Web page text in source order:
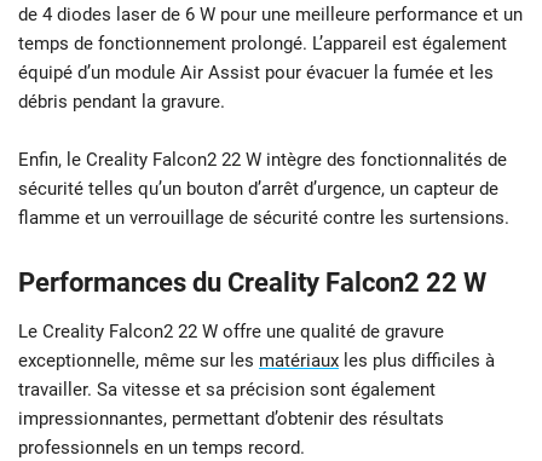
de 4 diodes laser de 6 W pour une meilleure performance et un
temps de fonctionnement prolongé. L’appareil est également
équipé d’un module Air Assist pour évacuer la fumée et les
débris pendant la gravure.
Enfin, le Creality Falcon2 22 W intègre des fonctionnalités de
sécurité telles qu’un bouton d’arrêt d’urgence, un capteur de
flamme et un verrouillage de sécurité contre les surtensions.
Performances du Creality Falcon2 22 W
Le Creality Falcon2 22 W offre une qualité de gravure
exceptionnelle, même sur les matériaux les plus difficiles à
travailler. Sa vitesse et sa précision sont également
impressionnantes, permettant d’obtenir des résultats
professionnels en un temps record.